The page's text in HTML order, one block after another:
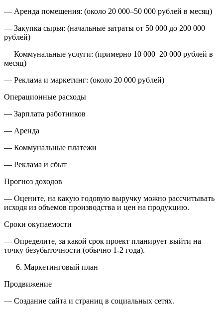
— Аренда помещения: (около 20 000–50 000 рублей в месяц)
— Закупка сырья: (начальные затраты от 50 000 до 200 000
рублей)
— Коммунальные услуги: (примерно 10 000–20 000 рублей в
месяц)
— Реклама и маркетинг: (около 20 000 рублей)
Операционные расходы
— Зарплата работников
— Аренда
— Коммунальные платежи
— Реклама и сбыт
Прогноз доходов
— Оцените, на какую годовую выручку можно рассчитывать
исходя из объемов производства и цен на продукцию.
Сроки окупаемости
— Определите, за какой срок проект планирует выйти на
точку безубыточности (обычно 1-2 года).
Маркетинговый план
Продвижение
— Создание сайта и страниц в социальных сетях.